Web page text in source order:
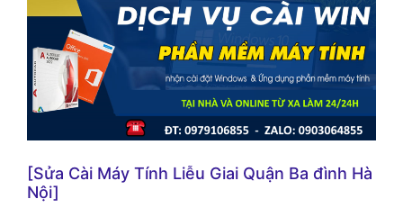
[Sửa Cài Máy Tính Liễu Giai Quận Ba đình Hà
Nội]